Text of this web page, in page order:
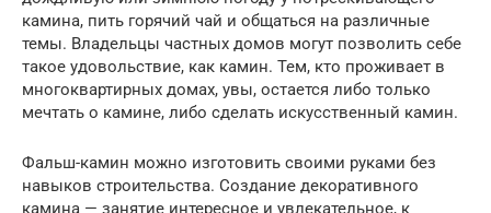
камина, пить горячий чай и общаться на различные
темы. Владельцы частных домов могут позволить себе
такое удовольствие, как камин. Тем, кто проживает в
многоквартирных домах, увы, остается либо только
мечтать о камине, либо сделать искусственный камин.
Фальш-камин можно изготовить своими руками без
навыков строительства. Создание декоративного
камина — занятие интересное и увлекательное, к